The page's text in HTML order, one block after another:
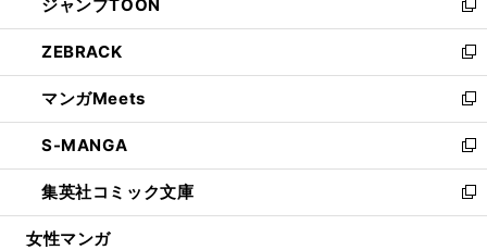
く
で
開
く
ド
ウ
で
開
く
ィ
ン
ド
ウ
で
開
く
い
ウ
ィ
ン
ド
ウ
で
開
く
ジャンプTOON
新
し
い
ウ
ィ
ン
ド
ウ
で
開
ZEBRACK
新
し
い
ウ
ィ
ン
ド
ウ
マンガMeets
新
し
い
ウ
ィ
ン
S-MANGA
新
し
い
ウ
集英社コミック文庫
新
し
女性マンガ